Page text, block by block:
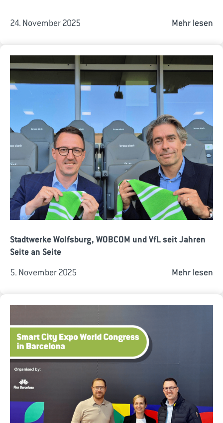
24. November 2025 Mehr lesen
Stadtwerke Wolfsburg, WOBCOM und VfL seit Jahren
Seite an Seite
5. November 2025 Mehr lesen